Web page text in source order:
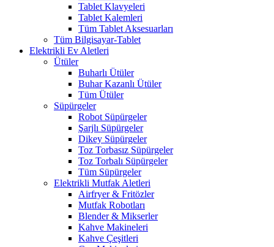
Tablet Klavyeleri
Tablet Kalemleri
Tüm Tablet Aksesuarları
Tüm Bilgisayar-Tablet
Elektrikli Ev Aletleri
Ütüler
Buharlı Ütüler
Buhar Kazanlı Ütüler
Tüm Ütüler
Süpürgeler
Robot Süpürgeler
Şarjlı Süpürgeler
Dikey Süpürgeler
Toz Torbasız Süpürgeler
Toz Torbalı Süpürgeler
Tüm Süpürgeler
Elektrikli Mutfak Aletleri
Airfryer & Fritözler
Mutfak Robotları
Blender & Mikserler
Kahve Makineleri
Kahve Çeşitleri